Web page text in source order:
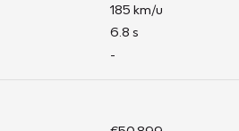
185 km/u
6.8 s
-